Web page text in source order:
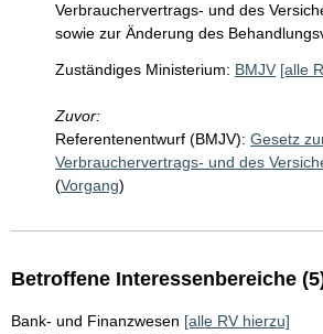
Verbrauchervertrags- und des
sowie zur Änderung des
Zuständiges Ministerium: BMJV [alle
Zuvor:
Referentenentwurf (BMJV): Gesetz
Verbrauchervertrags- und des
(Vorgang)
Betroffene Interessenbereiche
Bank- und Finanzwesen [alle RV hierzu]